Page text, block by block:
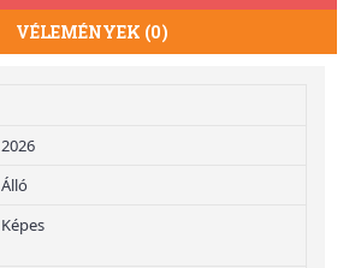
VÉLEMÉNYEK (0)
2026
Álló
Képes